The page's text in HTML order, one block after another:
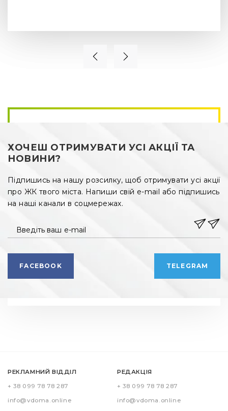
ХОЧЕШ ОТРИМУВАТИ УСІ АКЦІЇ ТА
НОВИНИ?
Підпишись на нашу розсилку, щоб отримувати усі акції
про ЖК твого міста. Напиши свій e-mail або підпишись
на наші канали в соцмережах.
Введіть ваш e-mail
FACEBOOK TELEGRAM
РЕКЛАМНИЙ ВІДДІЛ
+ 38 099 78 78 287
info@vdoma.online
РЕДАКЦІЯ
+ 38 099 78 78 287
info@vdoma.online